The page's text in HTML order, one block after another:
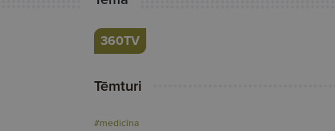
360TV
Tēmturi
#medicīna